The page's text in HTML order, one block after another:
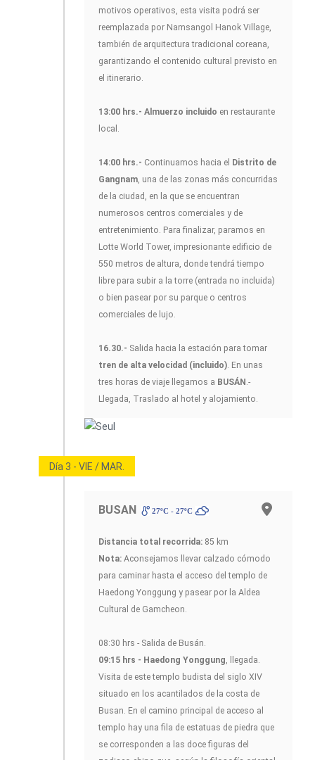
motivos operativos, esta visita podrá ser
reemplazada por Namsangol Hanok Village,
también de arquitectura tradicional coreana,
garantizando el contenido cultural previsto en
el itinerario.
13:00 hrs.- Almuerzo incluido en restaurante
local.
14:00 hrs.- Continuamos hacia el Distrito de
Gangnam, una de las zonas más concurridas
de la ciudad, en la que se encuentran
numerosos centros comerciales y de
entretenimiento. Para finalizar, paramos en
Lotte World Tower, impresionante edificio de
550 metros de altura, donde tendrá tiempo
libre para subir a la torre (entrada no incluida)
o bien pasear por su parque o centros
comerciales de lujo.
16.30.- Salida hacia la estación para tomar
tren de alta velocidad (incluido). En unas
tres horas de viaje llegamos a BUSÁN .-
Llegada, Traslado al hotel y alojamiento.
Día 3 - VIE / MAR.
BUSAN 27ºC - 27ºC
Distancia total recorrida: 85 km
Nota: Aconsejamos llevar calzado cómodo
para caminar hasta el acceso del templo de
Haedong Yonggung y pasear por la Aldea
Cultural de Gamcheon.
08:30 hrs - Salida de Busán.
09:15 hrs - Haedong Yonggung, llegada.
Visita de este templo budista del siglo XIV
situado en los acantilados de la costa de
Busan. En el camino principal de acceso al
templo hay una fila de estatuas de piedra que
se corresponden a las doce figuras del